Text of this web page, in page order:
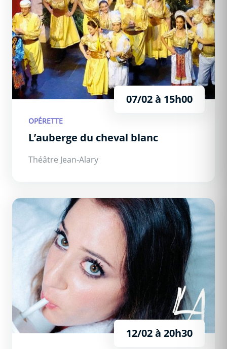
07/02 à 15h00
OPÉRETTE
L’auberge du cheval blanc
Théâtre Jean-Alary
Blandine Lehout : La vie de ta mère
12/02 à 20h30